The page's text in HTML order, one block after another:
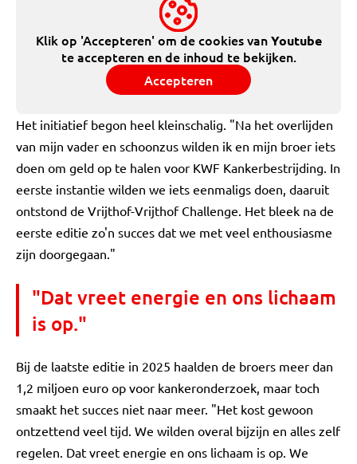
Klik op 'Accepteren' om de cookies vanYoutube
te accepteren en de inhoud te bekijken.
Accepteren
Het initiatief begon heel kleinschalig. "Na het overlijden
van mijn vader en schoonzus wilden ik en mijn broer iets
doen om geld op te halen voor KWF Kankerbestrijding. In
eerste instantie wilden we iets eenmaligs doen, daaruit
ontstond de Vrijthof-Vrijthof Challenge. Het bleek na de
eerste editie zo'n succes dat we met veel enthousiasme
zijn doorgegaan."
"Dat vreet energie en ons lichaam
is op."
Bij de laatste editie in 2025 haalden de broers meer dan
1,2 miljoen euro op voor kankeronderzoek, maar toch
smaakt het succes niet naar meer. "Het kost gewoon
ontzettend veel tijd. We wilden overal bijzijn en alles zelf
regelen. Dat vreet energie en ons lichaam is op. We